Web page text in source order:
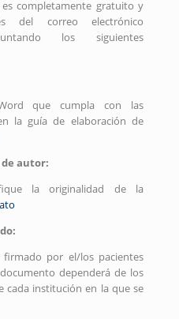
completamente gratuito y
del correo electrónico
los siguientes
que cumpla con las
la guía de elaboración de
autor:
la originalidad de la
por el/los pacientes
dependerá de los
cada institución en la que se